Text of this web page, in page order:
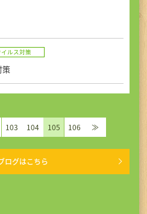
ルス対策
策
103 104 105 106 ≫
ログはこちら